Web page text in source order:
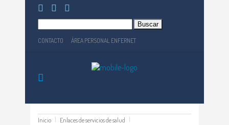
CONTACTO ÁREA PERSONAL ENFERNET
Inicio
Enlaces de servicios de salud